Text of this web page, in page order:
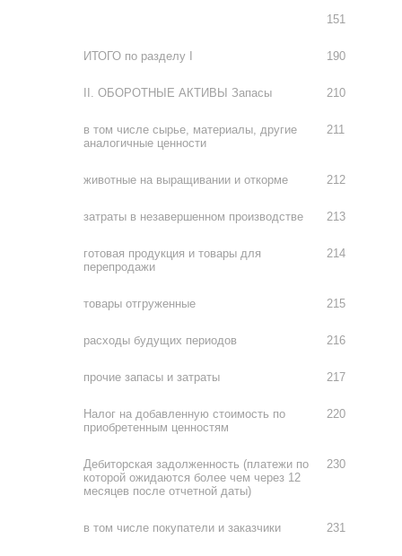
151
ИТОГО по разделу I 190
II. ОБОРОТНЫЕ АКТИВЫ Запасы 210
в том числе сырье, материалы, другие
аналогичные ценности
211
животные на выращивании и откорме 212
затраты в незавершенном производстве 213
готовая продукция и товары для
перепродажи
214
товары отгруженные 215
расходы будущих периодов 216
прочие запасы и затраты 217
Налог на добавленную стоимость по
приобретенным ценностям
220
Дебиторская задолженность (платежи по
которой ожидаются более чем через 12
месяцев после отчетной даты)
230
в том числе покупатели и заказчики 231